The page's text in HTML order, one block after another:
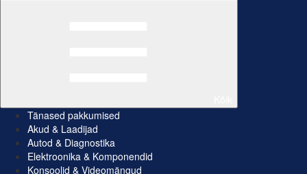
Tänased pakkumised
Akud & Laadijad
Autod & Diagnostika
Elektroonika & Komponendid
Konsoolid & Videomängud